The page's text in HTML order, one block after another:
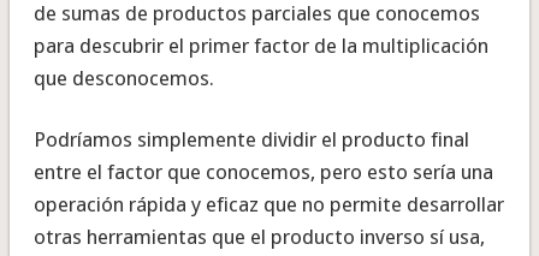
de sumas de productos parciales que conocemos
para descubrir el primer factor de la multiplicación
que desconocemos.
Podríamos simplemente dividir el producto final
entre el factor que conocemos, pero esto sería una
operación rápida y eficaz que no permite desarrollar
otras herramientas que el producto inverso sí usa,